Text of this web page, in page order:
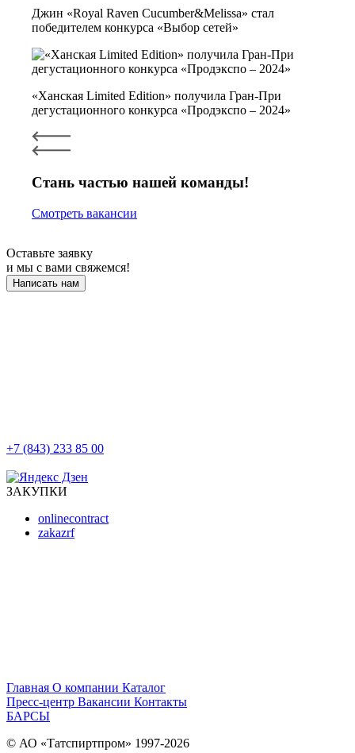
Джин «Royal Raven Cucumber&Melissa» стал
победителем конкурса «Выбор сетей»
«Ханская Limited Edition» получила Гран-При
дегустационного конкурса «Продэкспо – 2024»
Стань частью нашей команды!
Смотреть вакансии
Оставьте заявку
и мы с вами свяжемся!
Написать нам
+7 (843) 233 85 00
ЗАКУПКИ
onlinecontract
zakazrf
Главная О компании Каталог
Пресс-центр Вакансии Контакты
БАРСЫ
© АО «Татспиртпром» 1997-2026